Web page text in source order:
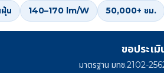
น 140–170 lm/W 50,000+ ชม.
ขอประเ
มาตรฐาน มทช.2102-